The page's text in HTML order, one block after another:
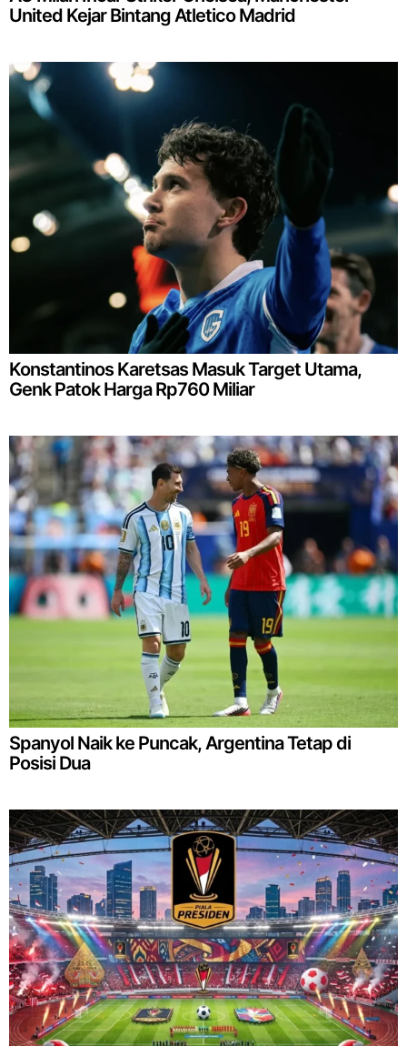
United Kejar Bintang Atletico Madrid
Konstantinos Karetsas Masuk Target Utama,
Genk Patok Harga Rp760 Miliar
Spanyol Naik ke Puncak, Argentina Tetap di
Posisi Dua